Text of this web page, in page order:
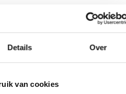
Details Over
van cookies
Voeg